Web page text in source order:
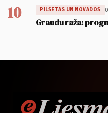
10 PILSĒTĀS UN NOVADOS
Graudu raža: